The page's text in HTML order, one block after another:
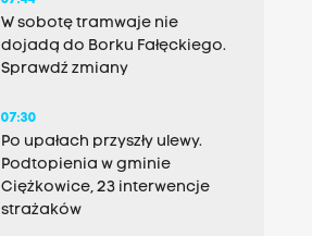
W sobotę tramwaje nie
dojadą do Borku Fałęckiego.
Sprawdź zmiany
07:30
Po upałach przyszły ulewy.
Podtopienia w gminie
Ciężkowice, 23 interwencje
strażaków